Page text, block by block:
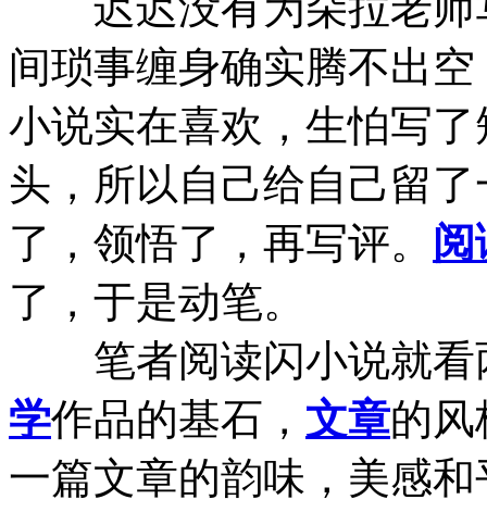
间琐事缠身确实腾不出
小说实在喜欢，生怕写
头，所以自己给自己留
了，领悟了，再写评。 阅
了，于是动笔。
笔者阅读闪小说就看
学作品的基石， 文章的
一篇文章的韵味，美感